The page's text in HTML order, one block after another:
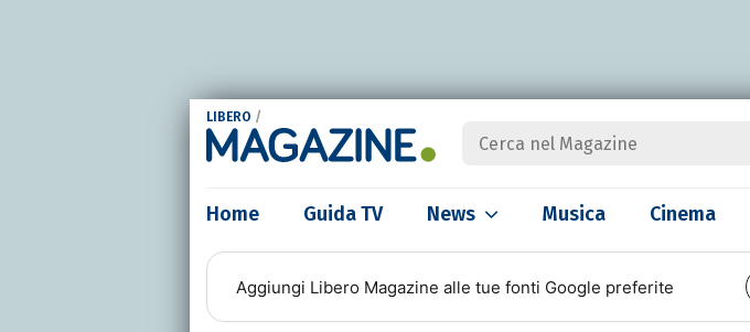
LIBERO /
Home Guida TV News Musica Cinema
Aggiungi Libero Magazine alle tue fonti Google preferite